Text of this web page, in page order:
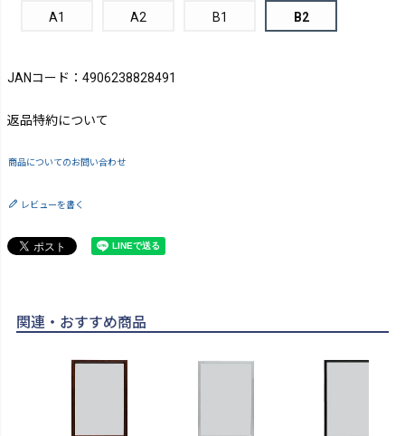
A1 A2 B1 B2
JANコード：4906238828491
返品特約について
商品についてのお問い合わせ
レビューを書く
関連・おすすめ商品